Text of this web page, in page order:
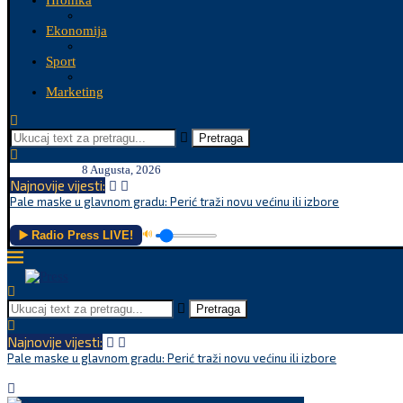
Ekonomija
Sport
Marketing
Pretraga
8 Augusta, 2026
Najnovije vijesti:
Pale maske u glavnom gradu: Perić traži novu većinu ili izbore
▶️ Radio Press LIVE! 🔊
Pretraga
Najnovije vijesti:
Pale maske u glavnom gradu: Perić traži novu većinu ili izbore